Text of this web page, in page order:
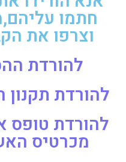
חתמו
וצרפו את
להורדת
להורדת תקנון
להורדת טופס
מכרטיס